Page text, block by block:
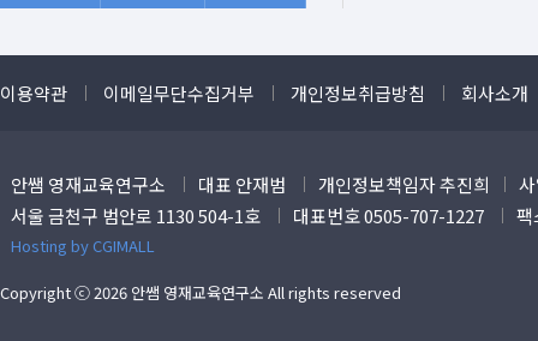
이용약관 이메일무단수집거부 개인정보취급방침 회사소개
안쌤 영재교육연구소 대표 안재범 개인정보책임자 추진희
서울 금천구 범안로 1130 504-1호
대표번호 0505-707-1227
Hosting by CGIMALL
Copyright ⓒ 2026 안쌤 영재교육연구소 All rights reserved